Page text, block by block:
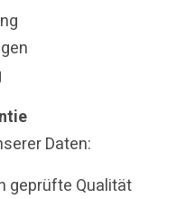
Daten:
geprüfte Qualität